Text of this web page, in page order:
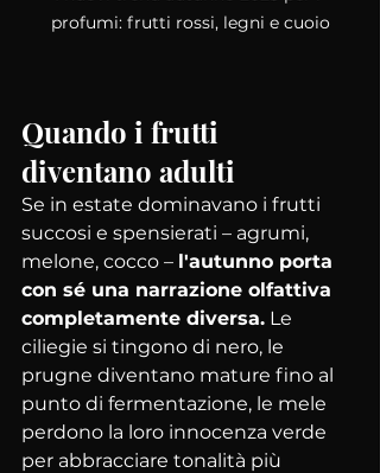
profumi: frutti rossi, legni e cuoio
Quando i frutti
diventano adulti
Se in estate dominavano i frutti
succosi e spensierati – agrumi,
melone, cocco – l'autunno porta
con sé una narrazione olfattiva
completamente diversa. Le
ciliegie si tingono di nero, le
prugne diventano mature fino al
punto di fermentazione, le mele
perdono la loro innocenza verde
per abbracciare tonalità più